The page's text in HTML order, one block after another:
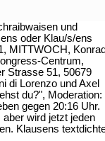
und
oder Klau/s/ens
MITTWOCH,
Centrum,
Strasse 51, 50679
di Lorenzo und Axel
du?", Moderation:
gegen 20:16 Uhr.
wird jetzt jeden
Klausens